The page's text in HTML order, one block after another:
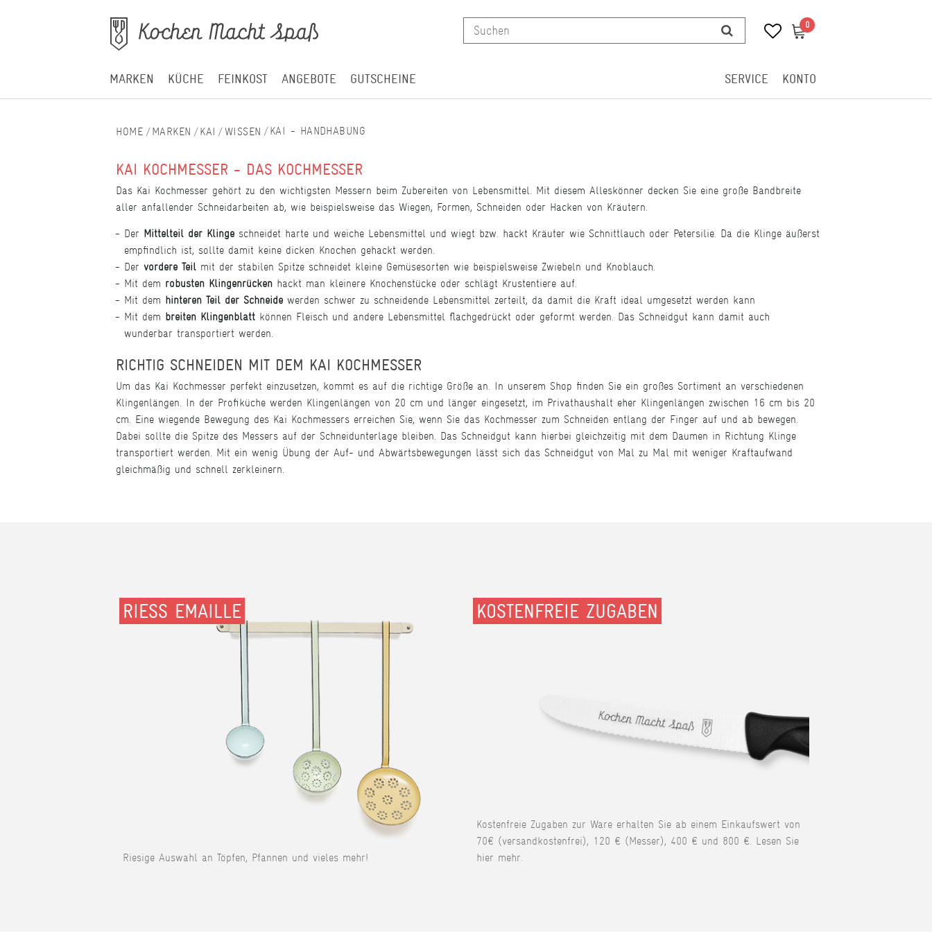
0 0
MARKEN KÜCHE FEINKOST ANGEBOTE GUTSCHEINE SERVICE KONTO
MARKEN KAI WISSEN KAI - HANDHABUNG
KAI KOCHMESSER - DAS KOCHMESSER
Das Kai Kochmesser gehört zu den wichtigsten Messern beim Zubereiten von Lebensmittel. Mit diesem Alleskönner decken Sie eine große Bandbreite
aller anfallender Schneidarbeiten ab, wie beispielsweise das Wiegen, Formen, Schneiden oder Hacken von Kräutern.
Der Mittelteil der Klinge schneidet harte und weiche Lebensmittel und wiegt bzw. hackt Kräuter wie Schnittlauch oder Petersilie. Da die Klinge äußerst
empfindlich ist, sollte damit keine dicken Knochen gehackt werden.
Der vordere Teil mit der stabilen Spitze schneidet kleine Gemüsesorten wie beispielsweise Zwiebeln und Knoblauch.
Mit dem robusten Klingenrücken hackt man kleinere Knochenstücke oder schlägt Krustentiere auf.
Mit dem hinteren Teil der Schneide werden schwer zu schneidende Lebensmittel zerteilt, da damit die Kraft ideal umgesetzt werden kann
Mit dem breiten Klingenblatt können Fleisch und andere Lebensmittel flachgedrückt oder geformt werden. Das Schneidgut kann damit auch
wunderbar transportiert werden.
RICHTIG SCHNEIDEN MIT DEM KAI KOCHMESSER
Um das Kai Kochmesser perfekt einzusetzen, kommt es auf die richtige Größe an. In unserem Shop finden Sie ein großes Sortiment an verschiedenen
Klingenlängen. In der Profiküche werden Klingenlängen von 20 cm und länger eingesetzt, im Privathaushalt eher Klingenlängen zwischen 16 cm bis 20
cm. Eine wiegende Bewegung des Kai Kochmessers erreichen Sie, wenn Sie das Kochmesser zum Schneiden entlang der Finger auf und ab bewegen.
Dabei sollte die Spitze des Messers auf der Schneidunterlage bleiben. Das Schneidgut kann hierbei gleichzeitig mit dem Daumen in Richtung Klinge
transportiert werden. Mit ein wenig Übung der Auf- und Abwärtsbewegungen lässt sich das Schneidgut von Mal zu Mal mit weniger Kraftaufwand
gleichmäßig und schnell zerkleinern.
RIESS EMAILLE
Riesige Auswahl an Töpfen, Pfannen und vieles mehr!
KOSTENFREIE ZUGABEN
Kostenfreie Zugaben zur Ware erhalten Sie ab einem Einkaufswert von
70€ (versandkostenfrei), 120 € (Messer), 400 € und 800 €. Lesen Sie
hier mehr.